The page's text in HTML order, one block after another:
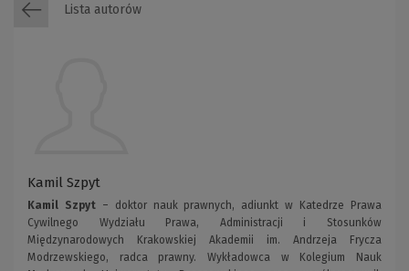
Kamil Szpyt
Kamil Szpyt– doktor nauk prawnych, adiunkt w Katedrze Prawa
Cywilnego Wydziału Prawa, Administracji i Stosunków
Międzynarodowych Krakowskiej Akademii im. Andrzeja Frycza
Modrzewskiego, radca prawny. Wykładowca w Kolegium Nauk
Lista autorów